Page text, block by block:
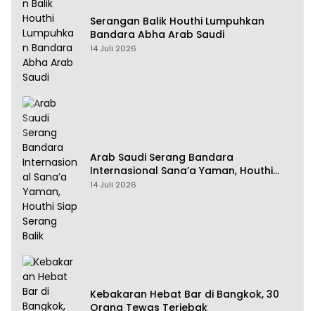
Serangan Balik Houthi Lumpuhkan
Bandara Abha Arab Saudi
14 Juli 2026
Arab Saudi Serang Bandara
Internasional Sana’a Yaman, Houthi
Siap Serang Balik
14 Juli 2026
Kebakaran Hebat Bar di Bangkok, 30
Orang Tewas Terjebak